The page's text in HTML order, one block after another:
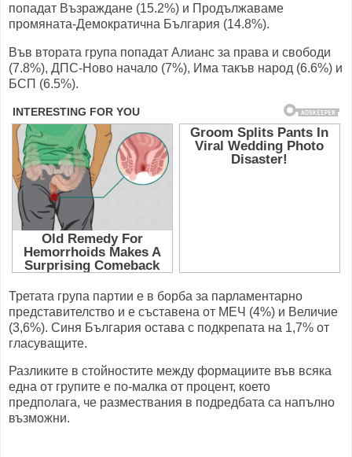
попадат Възраждане (15.2%) и Продължаваме
промяната-Демократична България (14.8%).
Във втората група попадат Алианс за права и свободи
(7.8%), ДПС-Ново начало (7%), Има такъв народ (6.6%) и
БСП (6.5%).
Третата група партии е в борба за парламентарно
представителство и е съставена от МЕЧ (4%) и Величие
(3,6%). Синя България остава с подкрепата на 1,7% от
гласуващите.
Разликите в стойностите между формациите във всяка
една от групите е по-малка от процент, което
предполага, че размествания в подредбата са напълно
възможни.